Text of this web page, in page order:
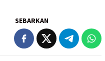
SEBARKAN